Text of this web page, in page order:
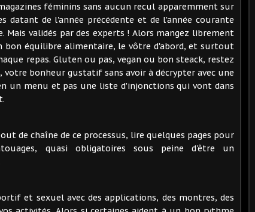
féminins sans aucun recul apparemment sur
datant de l'année précédente et de l'année courante
validés par des experts ! Alors mangez librement
équilibre alimentaire, le vôtre d'abord, et surtout
repas. Gluten ou pas, vegan ou bon steack, restez
votre bonheur gustatif sans avoir à décrypter avec une
un menu et pas une liste d'injonctions qui vont dans
de chaîne de ce processus, lire quelques pages pour
quasi obligatoires sous peine d'être un
et sexuel avec des applications, des montres, des